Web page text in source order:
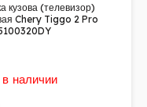
кузова (телевизор)
Chery Tiggo 2 Pro
наличии